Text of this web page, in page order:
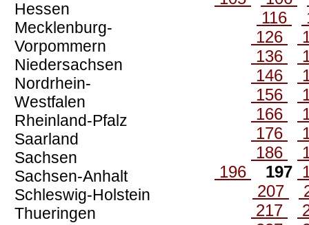
Hessen
Mecklenburg-
Vorpommern
Niedersachsen
Nordrhein-
Westfalen
Rheinland-Pfalz
Saarland
Sachsen
Sachsen-Anhalt
Schleswig-Holstein
Thueringen
116
126
136
146
156
166
176
186
196
197
207
217